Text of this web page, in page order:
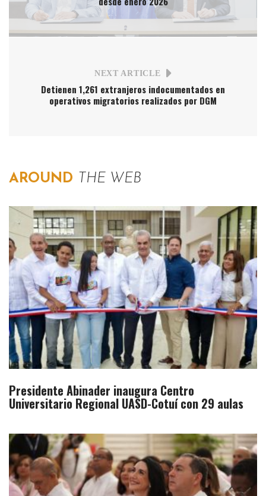
NEXT ARTICLE
Detienen 1,261 extranjeros indocumentados en
operativos migratorios realizados por DGM
AROUND THE WEB
Presidente Abinader inaugura Centro
Universitario Regional UASD-Cotuí con 29 aulas